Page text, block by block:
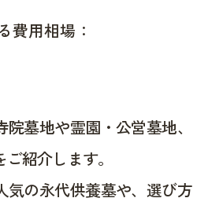
費用相場：
墓地や霊園・公営墓地、
紹介します。
気の永代供養墓や、選び方